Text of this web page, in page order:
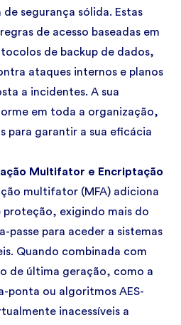
segurança sólida. Estas
de acesso baseadas em
de backup de dados,
ataques internos e planos
a incidentes. A sua
em toda a organização,
para garantir a sua eficácia
Multifator e Encriptação
multifator (MFA) adiciona
exigindo mais do
passe para aceder a sistemas
Quando combinada com
de última geração, como a
ponta ou algoritmos AES-
inacessíveis a